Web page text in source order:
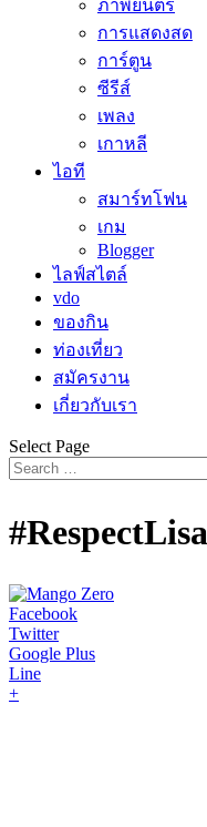
ภาพยนตร์
การแสดงสด
การ์ตูน
ซีรีส์
เพลง
เกาหลี
ไอที
สมาร์ทโฟน
เกม
Blogger
ไลฟ์สไตล์
vdo
ของกิน
ท่องเที่ยว
สมัครงาน
เกี่ยวกับเรา
Select Page
Facebook
Twitter
Google Plus
Line
+